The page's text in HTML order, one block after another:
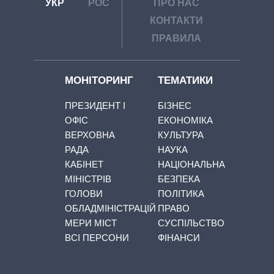
УКР РОС
ПРО НАС
КОНТАКТИ
ПРАВИЛА
МОНІТОРИНГ
ПРЕЗИДЕНТ І
ОФІС
ВЕРХОВНА
РАДА
КАБІНЕТ
МІНІСТРІВ
ГОЛОВИ
ОБЛАДМІНІСТРАЦІЙ
МЕРИ МІСТ
ВСІ ПЕРСОНИ
ТЕМАТИКИ
БІЗНЕС
ЕКОНОМІКА
КУЛЬТУРА
НАУКА
НАЦІОНАЛЬНА
БЕЗПЕКА
ПОЛІТИКА
ПРАВО
СУСПІЛЬСТВО
ФІНАНСИ